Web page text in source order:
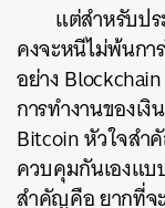
แต่สำหรับป
คงจะหนีไม่พ้นกา
อย่าง
การทำงานของเ
Bitcoin หัวใจสำ
ควบคุมกันเองแบ
สำคัญคือ ยากที่จ